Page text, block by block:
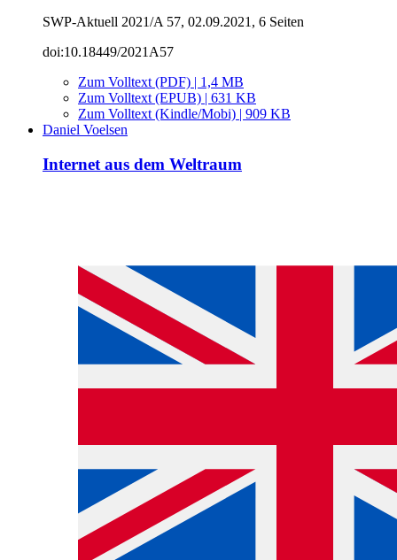
SWP-Aktuell 2021/A 57, 02.09.2021, 6 Seiten
doi:10.18449/2021A57
Zum Volltext (PDF) | 1,4 MB
Zum Volltext (EPUB) | 631 KB
Zum Volltext (Kindle/Mobi) | 909 KB
Daniel Voelsen
Internet aus dem Weltraum